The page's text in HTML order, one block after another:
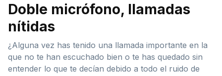
Doble micrófono, llamadas
nítidas
¿Alguna vez has tenido una llamada importante en la
que no te han escuchado bien o te has quedado sin
entender lo que te decían debido a todo el ruido de